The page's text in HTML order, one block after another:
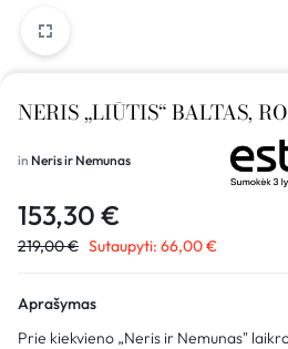
NERIS „LIŪTIS“ BALTAS,
in Neris ir Nemunas
153,30 €
219,00€ Sutaupyti: 66,00€
Aprašymas
Prie kiekvieno „Neris ir Nemunas"